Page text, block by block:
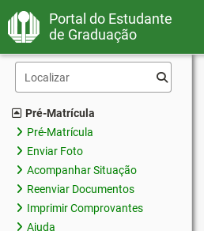
Portal do Estudante
de Graduação
Pré-Matrícula
Pré-Matrícula
Enviar Foto
Acompanhar Situação
Reenviar Documentos
Imprimir Comprovantes
Ajuda